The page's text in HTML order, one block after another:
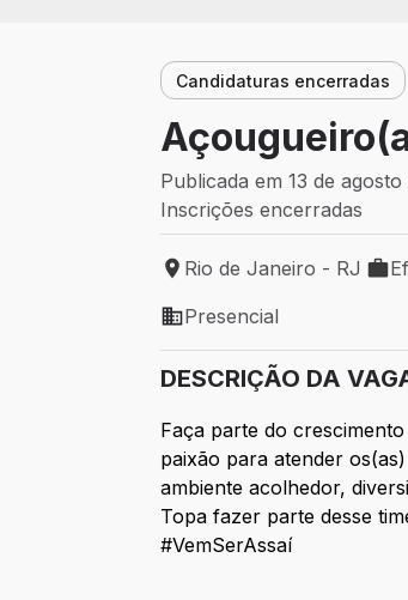
Candidaturas encerradas
Publicada em 13 de agosto
Inscrições encerradas
Local de trabalho: Rio de
Rio de Janeiro - RJ
Modelo de trabalho:
Presencial
DESCRIÇÃO DA
Faça parte do
paixão para atender
ambiente acolhedor,
Topa fazer parte desse
#VemSerAssaí